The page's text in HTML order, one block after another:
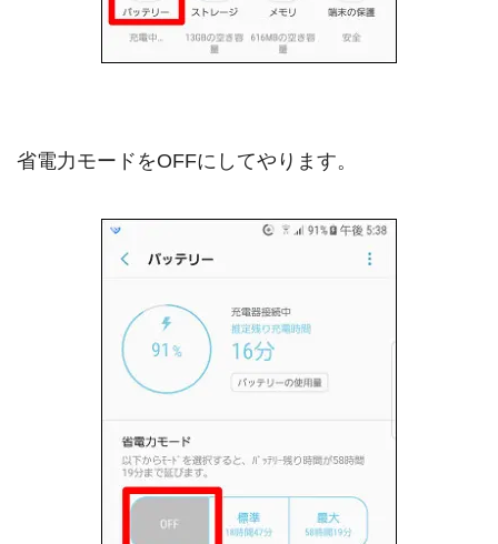
省電力モードをOFFにしてやります。